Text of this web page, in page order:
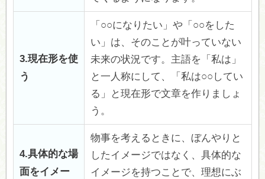
3.現在形を使
う
「○○になりたい」や「○○をした
い」は、そのことが叶っていない
未来の状況です。主語を「私は」
と一人称にして、「私は○○してい
る」と現在形で文章を作りましょ
う。
4.具体的な場
面をイメー
物事を考えるときに、ぼんやりと
したイメージではなく、具体的な
イメージを持つことで、理想にぶ